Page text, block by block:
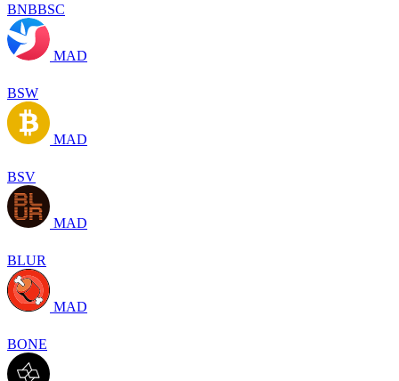
BNBBSC
MAD
BSW
MAD
BSV
MAD
BLUR
MAD
BONE